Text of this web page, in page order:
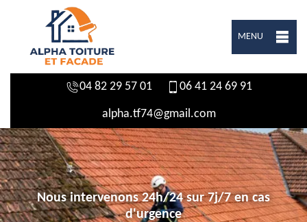
MENU
04 82 29 57 01 06 41 24 69 91
alpha.tf74@gmail.com
Nous intervenons 24h/24 sur 7j/7 en cas
d'urgence